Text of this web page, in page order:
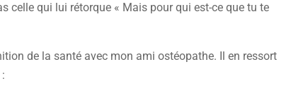
celle qui lui rétorque « Mais pour qui est-ce que tu te
de la santé avec mon ami ostéopathe. Il en ressort